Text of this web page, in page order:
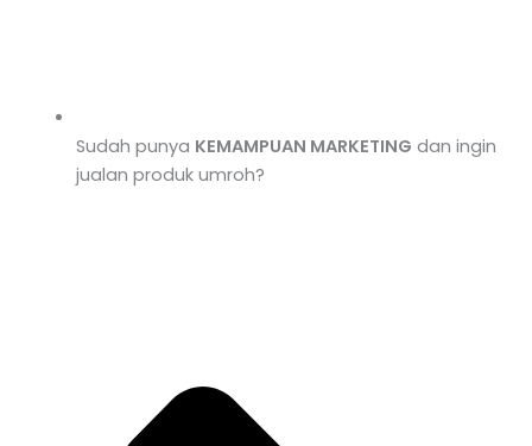
Sudah punya KEMAMPUAN MARKETING dan ingin
jualan produk umroh?